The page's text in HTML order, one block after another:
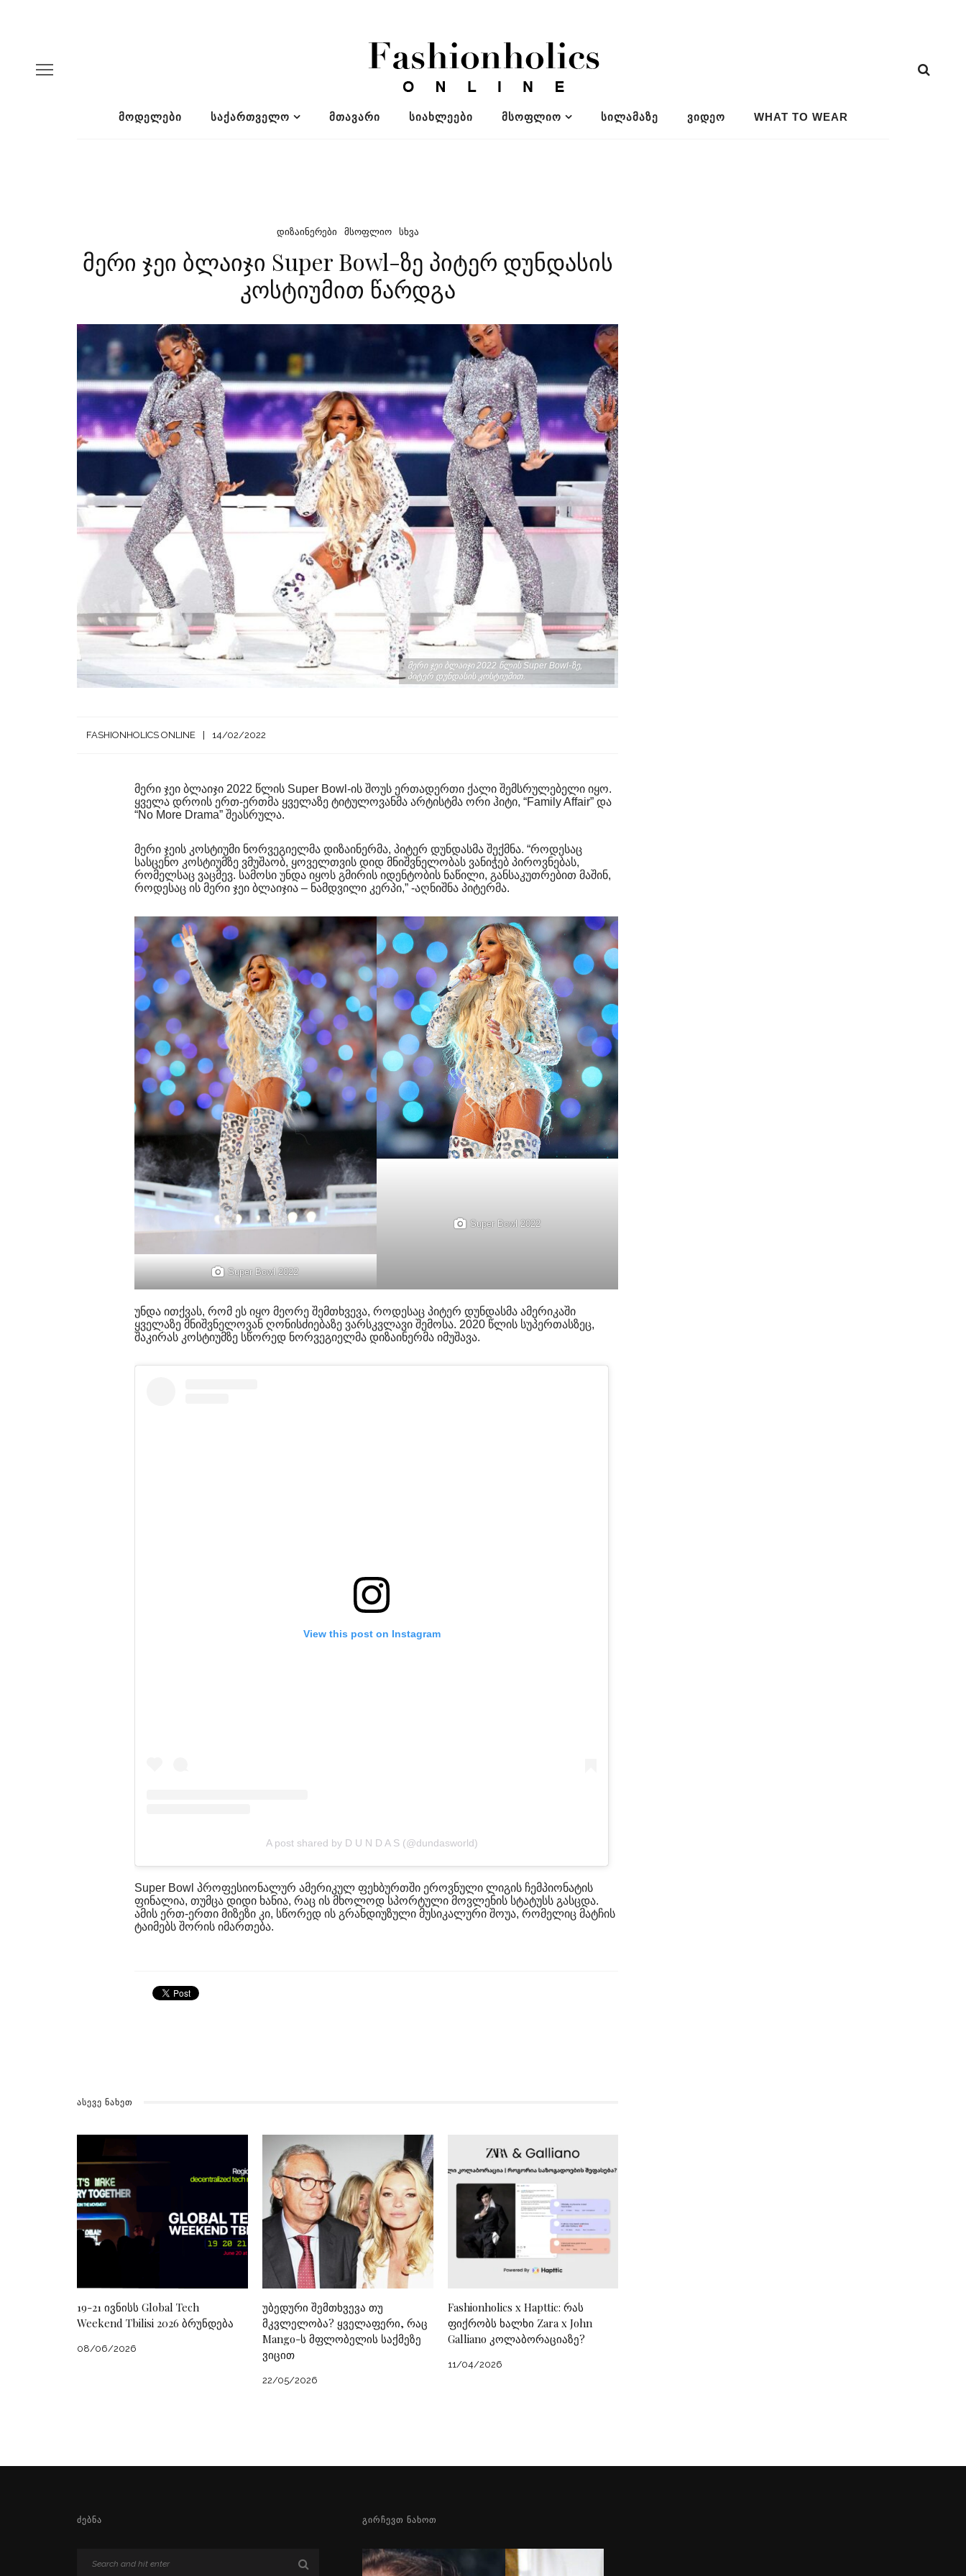
ᲛᲝᲓᲔᲚᲔᲑᲘ ᲡᲐᲥᲐᲠᲗᲕᲔᲚᲝ ᲛᲗᲐᲕᲐᲠᲘ ᲡᲘᲐᲮᲚᲔᲔᲑᲘ ᲛᲡᲝᲤᲚᲘᲝ ᲡᲘᲚᲐᲛᲐᲖᲔ ᲕᲘᲓᲔᲝ WHAT TO WEAR
ᲓᲘᲖᲐᲘᲜᲔᲠᲔᲑᲘ ᲛᲡᲝᲤᲚᲘᲝ ᲡᲮᲕᲐ
მერი ჯეი ბლაიჯი Super Bowl-ზე პიტერ დუნდასის
კოსტიუმით წარდგა
მერი ჯეი ბლაიჯი 2022 წლის Super Bowl-ზე,
პიტერ დუნდასის კოსტიუმით.
FASHIONHOLICS ONLINE 14/02/2022
მერი ჯეი ბლაიჯი 2022 წლის Super Bowl-ის შოუს ერთადერთი ქალი შემსრულებელი იყო.
ყველა დროის ერთ-ერთმა ყველაზე ტიტულოვანმა არტისტმა ორი ჰიტი, “Family Affair” და
“No More Drama” შეასრულა.
მერი ჯეის კოსტიუმი ნორვეგიელმა დიზაინერმა, პიტერ დუნდასმა შექმნა. “როდესაც
სასცენო კოსტიუმზე ვმუშაობ, ყოველთვის დიდ მნიშვნელობას ვანიჭებ პიროვნებას,
რომელსაც ვაცმევ. სამოსი უნდა იყოს გმირის იდენტობის ნაწილი, განსაკუთრებით მაშინ,
როდესაც ის მერი ჯეი ბლაიჯია – ნამდვილი კერპი,” -აღნიშნა პიტერმა.
Super Bowl 2022
Super Bowl 2022
უნდა ითქვას, რომ ეს იყო მეორე შემთხვევა, როდესაც პიტერ დუნდასმა ამერიკაში
ყველაზე მნიშვნელოვან ღონისძიებაზე ვარსკვლავი შემოსა. 2020 წლის სუპერთასზეც,
შაკირას კოსტიუმზე სწორედ ნორვეგიელმა დიზაინერმა იმუშავა.
View this post on Instagram
A post shared by D U N D A S (@dundasworld)
Super Bowl პროფესიონალურ ამერიკულ ფეხბურთში ეროვნული ლიგის ჩემპიონატის
ფინალია, თუმცა დიდი ხანია, რაც ის მხოლოდ სპორტული მოვლენის სტატუსს გასცდა.
ამის ერთ-ერთი მიზეზი კი, სწორედ ის გრანდიუზული მუსიკალური შოუა, რომელიც მატჩის
ტაიმებს შორის იმართება.
ᲐᲡᲔᲕᲔ ᲜᲐᲮᲔᲗ
19-21 ივნისს Global Tech
Weekend Tbilisi 2026 ბრუნდება
08/06/2026
უბედური შემთხვევა თუ
მკვლელობა? ყველაფერი, რაც
Mango-ს მფლობელის საქმეზე
ვიცით
22/05/2026
Fashionholics x Hapttic: რას
ფიქრობს ხალხი Zara x John
Galliano კოლაბორაციაზე?
11/04/2026
ᲫᲔᲑᲜᲐ ᲒᲘᲠᲩᲔᲕᲗ ᲜᲐᲮᲝᲗ